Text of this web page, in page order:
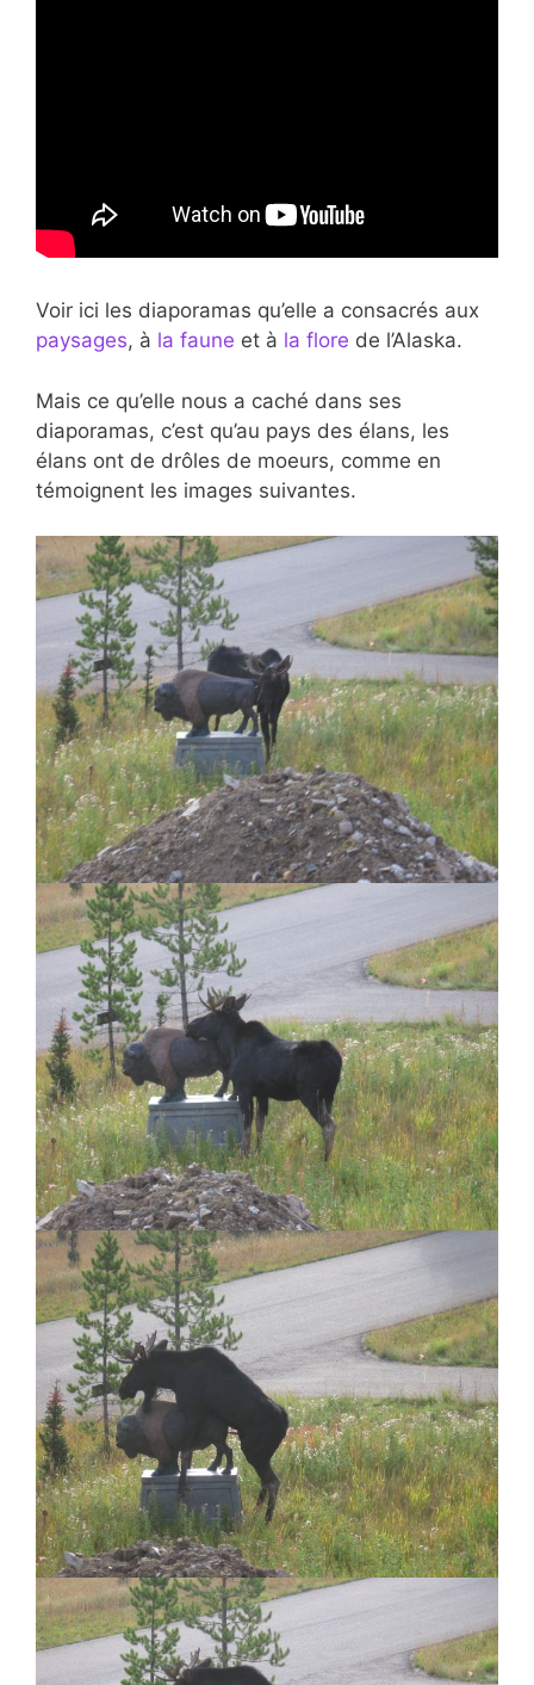
Voir ici les diaporamas qu’elle a consacrés aux
paysages, à la faune et à la flore de l’Alaska.
Mais ce qu’elle nous a caché dans ses
diaporamas, c’est qu’au pays des élans, les
élans ont de drôles de moeurs, comme en
témoignent les images suivantes.